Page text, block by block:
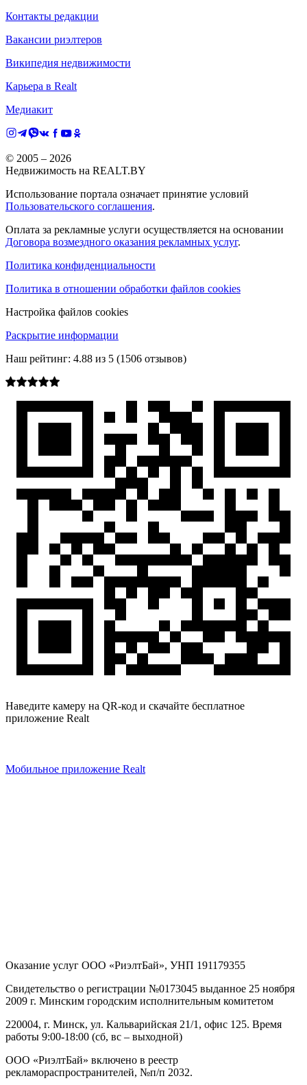
Контакты редакции
Вакансии риэлтеров
Википедия недвижимости
Карьера в Realt
Медиакит
© 2005 – 2026
Недвижимость на REALT.BY
Использование портала означает принятие условий
Пользовательского соглашения.
Оплата за рекламные услуги осуществляется на основании
Договора возмездного оказания рекламных услуг.
Политика конфиденциальности
Политика в отношении обработки файлов cookies
Настройка файлов cookies
Раскрытие информации
Наш рейтинг: 4.88 из 5 (1506 отзывов)
Наведите камеру на QR-код и скачайте бесплатное
приложение Realt
Мобильное приложение Realt
Оказание услуг ООО «РиэлтБай», УНП 191179355
Свидетельство о регистрации №0173045 выданное 25 ноября
2009 г. Минским городским исполнительным комитетом
220004, г. Минск, ул. Кальварийская 21/1, офис 125. Время
работы 9:00-18:00 (сб, вс – выходной)
ООО «РиэлтБай» включено в реестр
рекламораспространителей, №п/п 2032.